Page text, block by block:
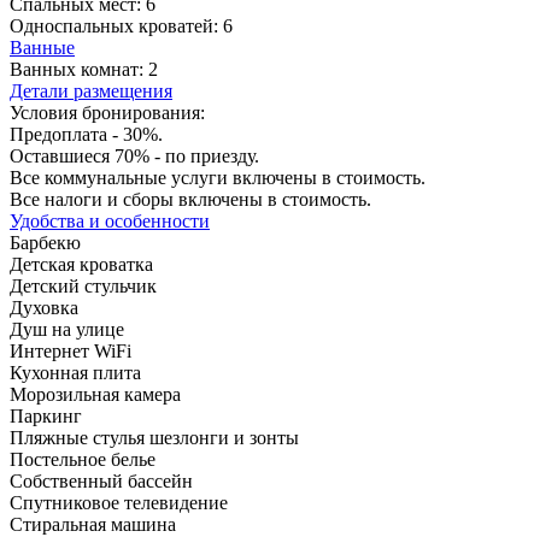
Односпальных кроватей: 6
Ванные
Ванных комнат: 2
Детали размещения
Условия бронирования:
Предоплата - 30%.
Оставшиеся 70% - по приезду.
Все коммунальные услуги включены в стоимость.
Все налоги и сборы включены в стоимость.
Удобства и особенности
Барбекю
Детская кроватка
Детский стульчик
Духовка
Душ на улице
Интернет WiFi
Кухонная плита
Морозильная камера
Паркинг
Пляжные стулья шезлонги и зонты
Постельное белье
Собственный бассейн
Спутниковое телевидение
Стиральная машина